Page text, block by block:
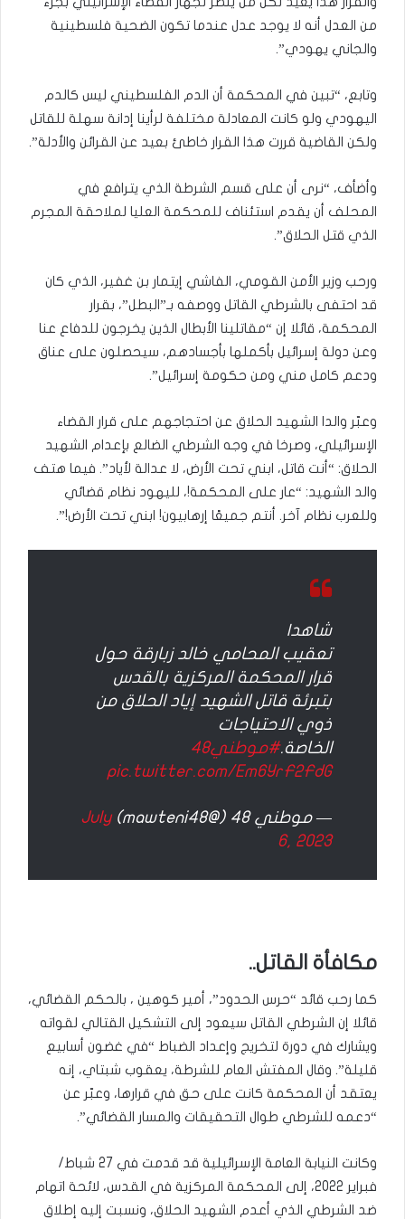
من العدل أنه لا يوجد عدل عندما تكون الضحية فلسطينية
والجاني يهودي”.
وتابع، “تبين في المحكمة أن الدم الفلسطيني ليس كالدم
اليهودي ولو كانت المعادلة مختلفة لرأينا إدانة سهلة للقاتل
ولكن القاضية قررت هذا القرار خاطئ بعيد عن القرائن والأدلة”.
وأضأف، “نرى أن على قسم الشرطة الذي يترافع في
المحلف أن يقدم استئناف للمحكمة العليا لملاحقة المجرم
الذي قتل الحلاق”.
ورحب وزير الأمن القومي، الفاشي إيتمار بن غفير، الذي كان
قد احتفى بالشرطي القاتل ووصفه بـ”البطل”، بقرار
المحكمة، قائلا إن “مقاتلينا الأبطال الذين يخرجون للدفاع عنا
وعن دولة إسرائيل بأكملها بأجسادهم، سيحصلون على عناق
ودعم كامل مني ومن حكومة إسرائيل”.
وعبّر والدا الشهيد الحلاق عن احتجاجهم على قرار القضاء
الإسرائيلي، وصرخا في وجه الشرطي الضالع بإعدام الشهيد
الحلاق: “أنت قاتل، ابني تحت الأرض، لا عدالة لأياد”. فيما هتف
والد الشهيد: “عار على المحكمة!، لليهود نظام قضائي
وللعرب نظام آخر. أنتم جميعًا إرهابيون! ابني تحت الأرض!”.
شاهد|
تعقيب المحامي خالد زبارقة حول
قرار المحكمة المركزية بالقدس
بتبرئة قاتل الشهيد إياد الحلاق من
ذوي الاحتياجات
الخاصة.#موطني48
pic.twitter.com/Em6YrF2FdG
— موطني 48 (@mawteni48)
July
6, 2023
مكافأة القاتل..
كما رحب قائد “حرس الحدود”، أمير كوهين ، بالحكم القضائي،
قائلا إن الشرطي القاتل سيعود إلى التشكيل القتالي لقواته
ويشارك في دورة لتخريج وإعداد الضباط “في غضون أسابيع
قليلة”. وقال المفتش العام للشرطة، يعقوب شبتاي، إنه
يعتقد أن المحكمة كانت على حق في قرارها، وعبّر عن
“دعمه للشرطي طوال التحقيقات والمسار القضائي”.
وكانت النيابة العامة الإسرائيلية قد قدمت في 27 شباط/
فبراير 2022، إلى المحكمة المركزية في القدس، لائحة اتهام
ضد الشرطي الذي أعدم الشهيد الحلاق، ونسبت إليه إطلاق